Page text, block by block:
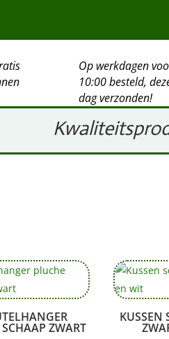
Op werkdagen
10:00 besteld,
dag verzonden!
ZWART
KUSSEN